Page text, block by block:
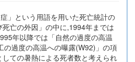
」という用語を用いた死亡統計の
亡の外因」の中に,1994年までは
年以降では「自然の過度の高温
の過度の高温への曝露(W92)」の項
ての暑熱による死者数と考えられ